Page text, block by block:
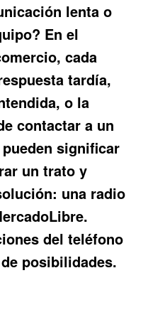
lenta o
En el
cada
tardía,
o la
contactar a un
significar
un trato y
una radio
.
del teléfono
posibilidades.